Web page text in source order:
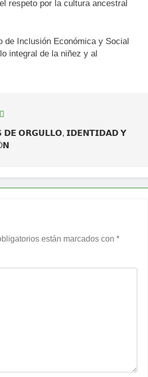
respeto por la cultura ancestral
de Inclusión Económica y Social
integral de la niñez y al
𝗗𝗘 𝗢𝗥𝗚𝗨𝗟𝗟𝗢, 𝗜𝗗𝗘𝗡𝗧𝗜𝗗𝗔𝗗 𝗬
están marcados con *